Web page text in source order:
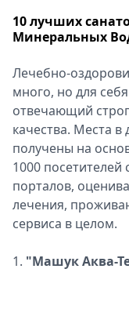
10 лучших
Минеральных
Лечебно-
много, но для
отвечающий
качества. Места
получены на
1000 посетителей
порталов,
лечения,
сервиса в целом.
1. "Машук Аква-